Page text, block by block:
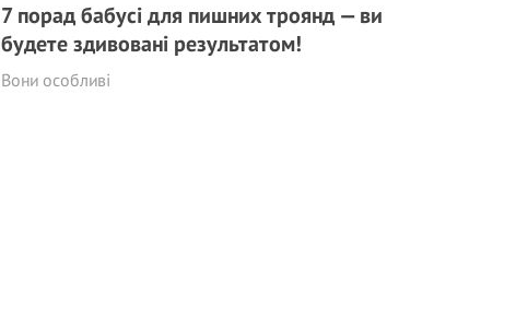
7 порад бабусі для пишних троянд — ви
будете здивовані результатом!
Вони особливі